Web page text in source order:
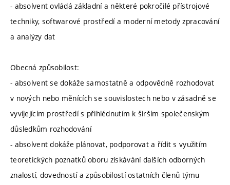
- absolvent ovládá základní a některé pokročilé přístrojové
techniky, softwarové prostředí a moderní metody zpracování
a analýzy dat
Obecná způsobilost:
- absolvent se dokáže samostatně a odpovědně rozhodovat
v nových nebo měnících se souvislostech nebo v zásadně se
vyvíjejícím prostředí s přihlédnutím k širším společenským
důsledkům rozhodování
- absolvent dokáže plánovat, podporovat a řídit s využitím
teoretických poznatků oboru získávání dalších odborných
znalostí, dovedností a způsobilostí ostatních členů týmu